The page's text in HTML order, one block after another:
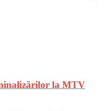
la MTV